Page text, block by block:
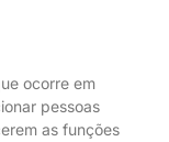
ocorre em
pessoas
as funções